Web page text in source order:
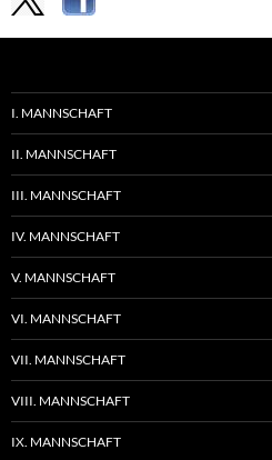
I. MANNSCHAFT
II. MANNSCHAFT
III. MANNSCHAFT
IV. MANNSCHAFT
V. MANNSCHAFT
VI. MANNSCHAFT
VII. MANNSCHAFT
VIII. MANNSCHAFT
IX. MANNSCHAFT